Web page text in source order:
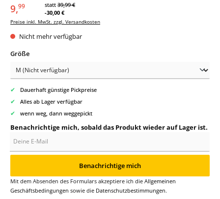
9,99 statt 39,99 €
-30,00 €
Preise inkl. MwSt. zzgl. Versandkosten
Nicht mehr verfügbar
Größeauswählen
✔ Dauerhaft günstige Pickpreise
✔ Alles ab Lager verfügbar
✔ wenn weg, dann weggepickt
Benachrichtige mich, sobald das Produkt wieder auf Lager ist.
Benachrichtige mich
Mit dem Absenden des Formulars akzeptiere ich die Allgemeinen
Geschäftsbedingungen sowie die Datenschutzbestimmungen.